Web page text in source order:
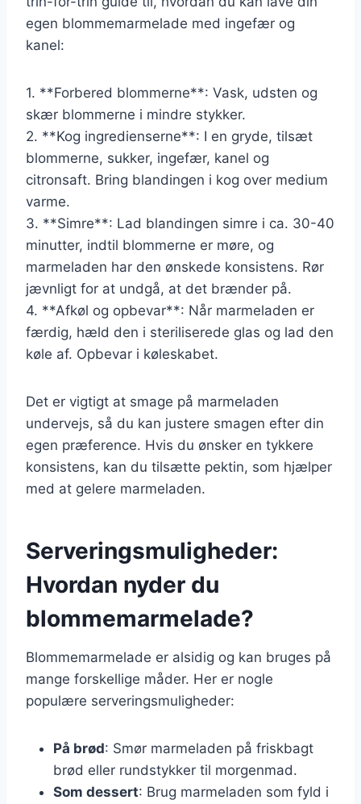
egen blommemarmelade med ingefær og
kanel:
1. **Forbered blommerne**: Vask, udsten og
skær blommerne i mindre stykker.
2. **Kog ingredienserne**: I en gryde, tilsæt
blommerne, sukker, ingefær, kanel og
citronsaft. Bring blandingen i kog over medium
varme.
3. **Simre**: Lad blandingen simre i ca. 30-40
minutter, indtil blommerne er møre, og
marmeladen har den ønskede konsistens. Rør
jævnligt for at undgå, at det brænder på.
4. **Afkøl og opbevar**: Når marmeladen er
færdig, hæld den i steriliserede glas og lad den
køle af. Opbevar i køleskabet.
Det er vigtigt at smage på marmeladen
undervejs, så du kan justere smagen efter din
egen præference. Hvis du ønsker en tykkere
konsistens, kan du tilsætte pektin, som hjælper
med at gelere marmeladen.
Serveringsmuligheder:
Hvordan nyder du
blommemarmelade?
Blommemarmelade er alsidig og kan bruges på
mange forskellige måder. Her er nogle
populære serveringsmuligheder:
På brød: Smør marmeladen på friskbagt
brød eller rundstykker til morgenmad.
Som dessert: Brug marmeladen som fyld i